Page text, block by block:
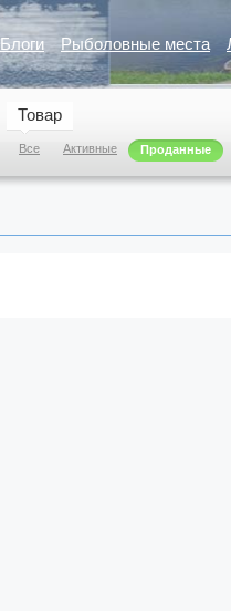
Блоги Рыболовные места
Товар
Все Активные Проданные